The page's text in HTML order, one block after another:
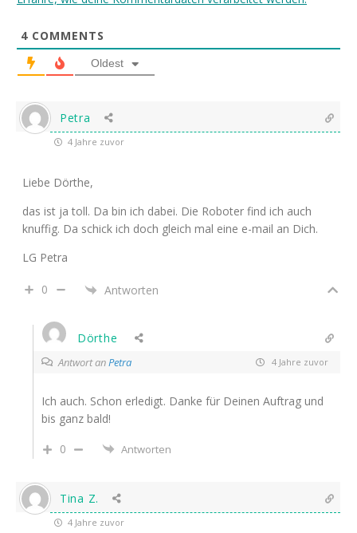
4 COMMENTS
Oldest
Petra
4 Jahre zuvor
Liebe Dörthe,
das ist ja toll. Da bin ich dabei. Die Roboter find ich auch
knuffig. Da schick ich doch gleich mal eine e-mail an Dich.
LG Petra
0 Antworten
Dörthe
Antwort anPetra 4 Jahre zuvor
Ich auch. Schon erledigt. Danke für Deinen Auftrag und
bis ganz bald!
0
Antworten
Tina Z.
4 Jahre zuvor